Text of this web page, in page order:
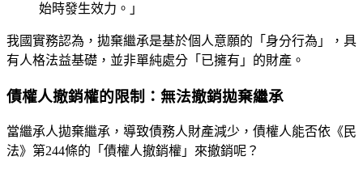
始時發生效力。」
我國實務認為，拋棄繼承是基於個人意願的「身分行為」，具
有人格法益基礎，並非單純處分「已擁有」的財產。
債權人撤銷權的限制：無法撤銷拋棄繼承
當繼承人拋棄繼承，導致債務人財產減少，債權人能否依《民
法》第244條的「債權人撤銷權」來撤銷呢？